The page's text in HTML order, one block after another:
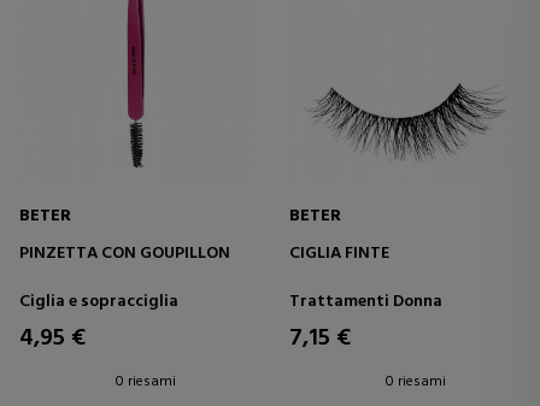
BETER
PINZETTA CON GOUPILLON
Ciglia e sopracciglia
4,95 €
0 riesami
BETER
CIGLIA FINTE
Trattamenti Donna
7,15 €
0 riesami